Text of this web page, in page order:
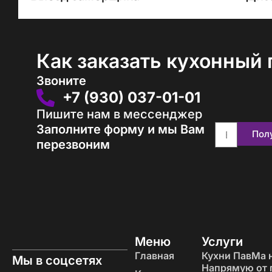
Как заказать кухонный
Звоните
+7 (930) 037-01-01
Пишите нам в мессенджер
Заполните форму и мы Вам
перезвоним
Мы в соцсетях
Меню
Главная
Услуги
Кухни ПавМа
Напрямую от